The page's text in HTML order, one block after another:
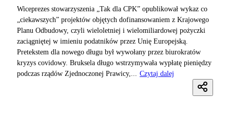
Wiceprezes stowarzyszenia „Tak dla CPK” opublikował wykaz co
„ciekawszych” projektów objętych dofinansowaniem z Krajowego
Planu Odbudowy, czyli wieloletniej i wielomiliardowej pożyczki
zaciągniętej w imieniu podatników przez Unię Europejską.
Pretekstem dla nowego długu był wywołany przez biurokratów
kryzys covidowy. Bruksela długo wstrzymywała wypłatę pieniędzy
podczas rządów Zjednoczonej Prawicy,...
Czytaj dalej